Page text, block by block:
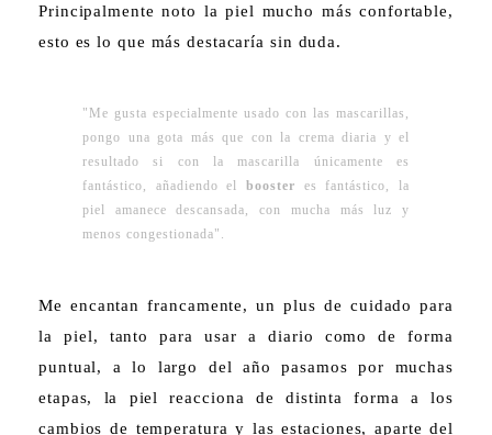
Principalmente noto la piel mucho más confortable,
esto es lo que más destacaría sin duda.
"Me gusta especialmente usado con las mascarillas,
pongo una gota más que con la crema diaria y el
resultado si con la mascarilla únicamente es
fantástico, añadiendo el booster es fantástico, la
piel amanece descansada, con mucha más luz y
menos congestionada".
Me encantan francamente, un plus de cuidado para
la piel, tanto para usar a diario como de forma
puntual, a lo largo del año pasamos por muchas
etapas, la piel reacciona de distinta forma a los
cambios de temperatura y las estaciones, aparte del